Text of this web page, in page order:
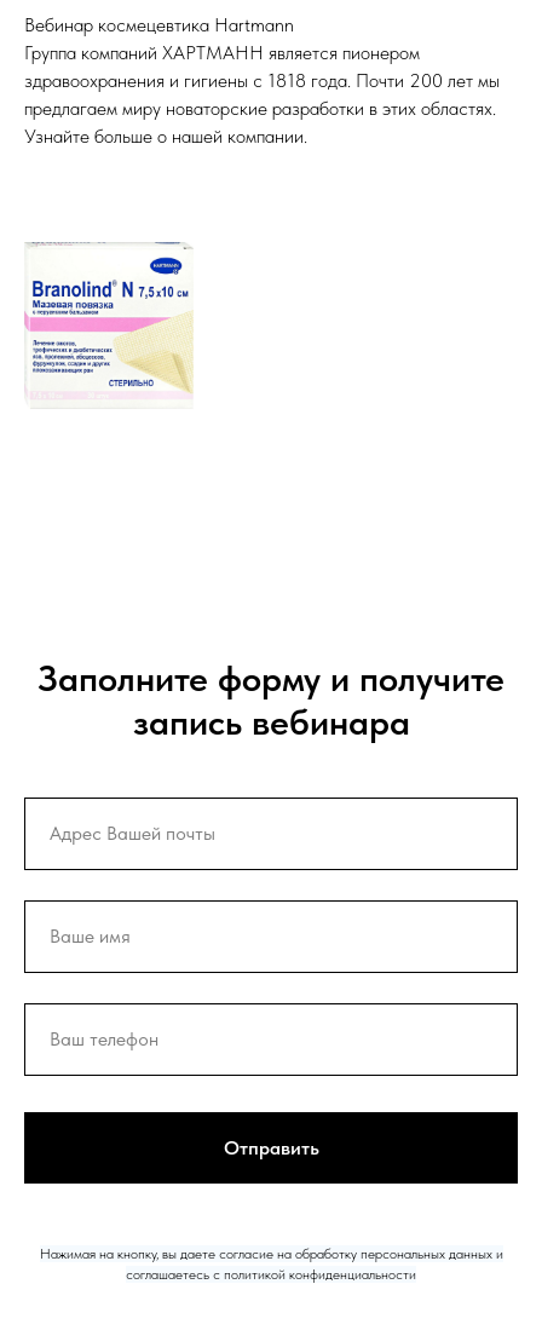
Вебинар космецевтика Hartmann
Группа компаний ХАРТМАНН является пионером
здравоохранения и гигиены с 1818 года. Почти 200 лет мы
предлагаем миру новаторские разработки в этих областях.
Узнайте больше о нашей компании.
Заполните форму и получите
запись вебинара
Отправить
Нажимая на кнопку, вы даете согласие на обработку персональных данных и
соглашаетесь c политикой конфиденциальности